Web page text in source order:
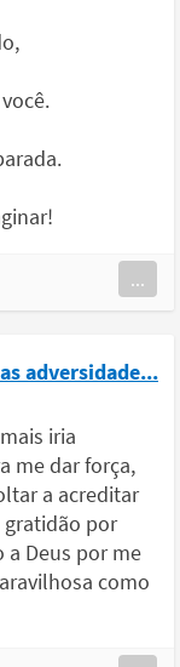
...
adversidade...
iria
me dar força,
a acreditar
por
Deus por me
como